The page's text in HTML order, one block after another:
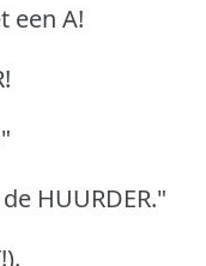
een A!
HUURDER."